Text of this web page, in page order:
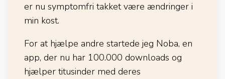
er nu symptomfri takket være ændringer i
min kost.
For at hjælpe andre startede jeg Noba, en
app, der nu har 100.000 downloads og
hjælper titusinder med deres